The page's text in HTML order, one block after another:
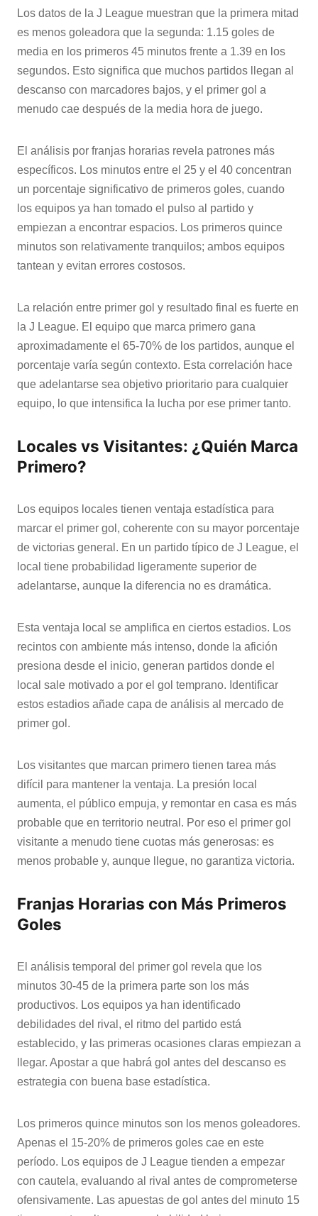
Los datos de la J League muestran que la primera mitad
es menos goleadora que la segunda: 1.15 goles de
media en los primeros 45 minutos frente a 1.39 en los
segundos. Esto significa que muchos partidos llegan al
descanso con marcadores bajos, y el primer gol a
menudo cae después de la media hora de juego.
El análisis por franjas horarias revela patrones más
específicos. Los minutos entre el 25 y el 40 concentran
un porcentaje significativo de primeros goles, cuando
los equipos ya han tomado el pulso al partido y
empiezan a encontrar espacios. Los primeros quince
minutos son relativamente tranquilos; ambos equipos
tantean y evitan errores costosos.
La relación entre primer gol y resultado final es fuerte en
la J League. El equipo que marca primero gana
aproximadamente el 65-70% de los partidos, aunque el
porcentaje varía según contexto. Esta correlación hace
que adelantarse sea objetivo prioritario para cualquier
equipo, lo que intensifica la lucha por ese primer tanto.
Locales vs Visitantes: ¿Quién Marca
Primero?
Los equipos locales tienen ventaja estadística para
marcar el primer gol, coherente con su mayor porcentaje
de victorias general. En un partido típico de J League, el
local tiene probabilidad ligeramente superior de
adelantarse, aunque la diferencia no es dramática.
Esta ventaja local se amplifica en ciertos estadios. Los
recintos con ambiente más intenso, donde la afición
presiona desde el inicio, generan partidos donde el
local sale motivado a por el gol temprano. Identificar
estos estadios añade capa de análisis al mercado de
primer gol.
Los visitantes que marcan primero tienen tarea más
difícil para mantener la ventaja. La presión local
aumenta, el público empuja, y remontar en casa es más
probable que en territorio neutral. Por eso el primer gol
visitante a menudo tiene cuotas más generosas: es
menos probable y, aunque llegue, no garantiza victoria.
Franjas Horarias con Más Primeros
Goles
El análisis temporal del primer gol revela que los
minutos 30-45 de la primera parte son los más
productivos. Los equipos ya han identificado
debilidades del rival, el ritmo del partido está
establecido, y las primeras ocasiones claras empiezan a
llegar. Apostar a que habrá gol antes del descanso es
estrategia con buena base estadística.
Los primeros quince minutos son los menos goleadores.
Apenas el 15-20% de primeros goles cae en este
período. Los equipos de J League tienden a empezar
con cautela, evaluando al rival antes de comprometerse
ofensivamente. Las apuestas de gol antes del minuto 15